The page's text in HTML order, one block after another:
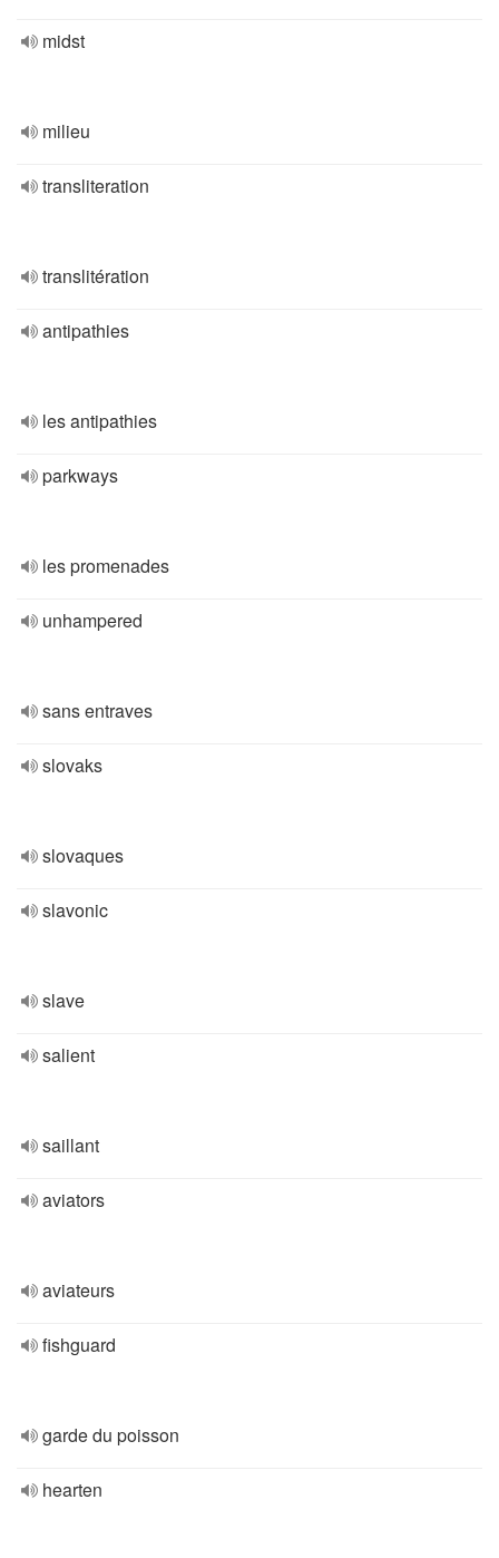
midst
milieu
transliteration
translitération
antipathies
les antipathies
parkways
les promenades
unhampered
sans entraves
slovaks
slovaques
slavonic
slave
salient
saillant
aviators
aviateurs
fishguard
garde du poisson
hearten